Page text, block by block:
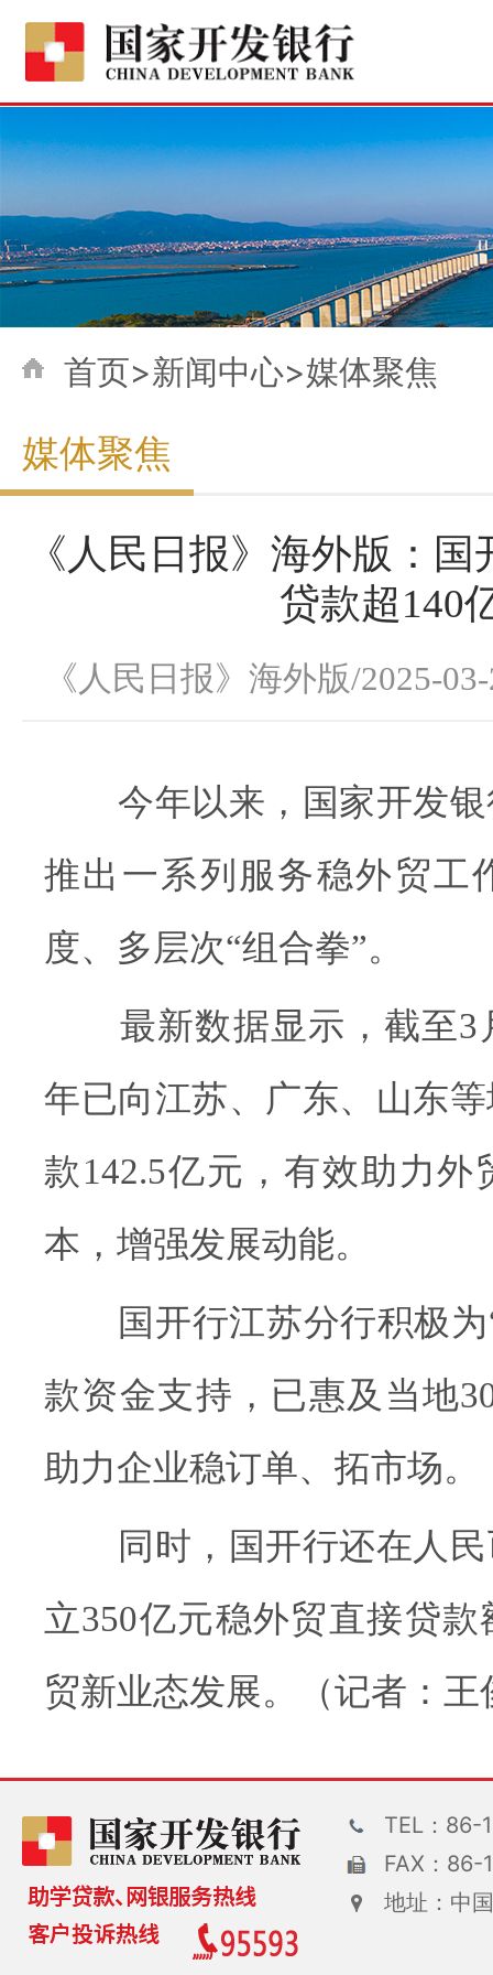
首页>新闻中心>媒体聚焦
媒体聚焦
《人民日报》海外版：
贷款超140
《人民日报》海外版/2025-
今年以来，国家开发银
推出一系列服务稳外贸工
度、多层次“组合拳”。
最新数据显示，截至3
年已向江苏、广东、山东
款142.5亿元，有效助力
本，增强发展动能。
国开行江苏分行积极为
款资金支持，已惠及当地
助力企业稳订单、拓市场。
同时，国开行还在人民
立350亿元稳外贸直接贷
贸新业态发展。（记者：王
TEL：86-
FAX：
地址：中